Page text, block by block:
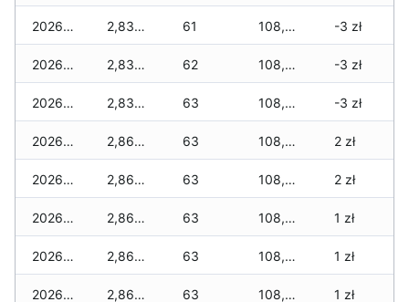
2026-02-20 2,835 zł 61 108,420 zł -3 zł
2026-02-19 2,835 zł 62 108,405 zł -3 zł
2026-02-18 2,835 zł 63 108,405 zł -3 zł
2026-02-17 2,865 zł 63 108,405 zł 2 zł
2026-02-16 2,865 zł 63 108,405 zł 2 zł
2026-02-15 2,865 zł 63 108,405 zł 1 zł
2026-02-14 2,865 zł 63 108,360 zł 1 zł
2026-02-13 2,865 zł 63 108,360 zł 1 zł